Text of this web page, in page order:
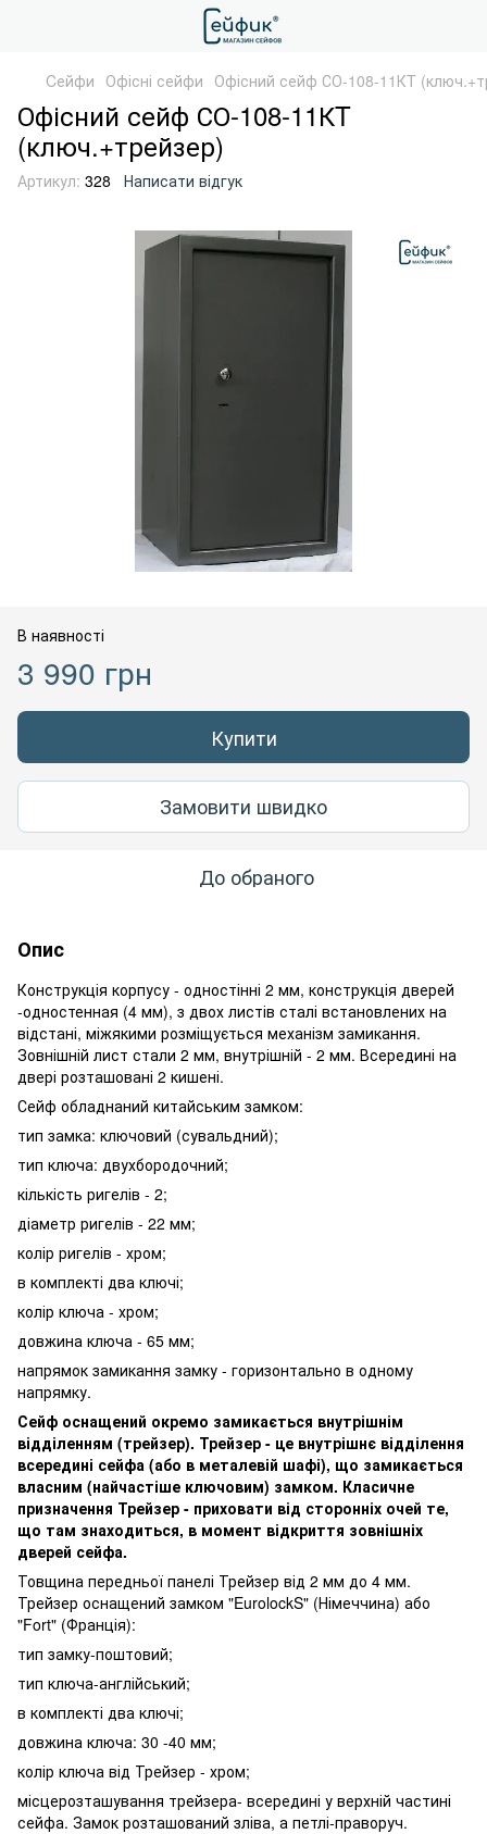
Cейфи Офісні сейфи Офісний сейф СО-108-11КT
Офісний сейф СО-108-11КT
(ключ.+трейзер)
Артикул: 328 Написати відгук
В наявності
3 990 грн
Купити
Замовити швидко
До обраного
Опис
Конструкція корпусу - одностінні 2 мм, конструкція дверей
-одностенная (4 мм), з двох листів сталі встановлених на
відстані, міжякими розміщується механізм замикання.
Зовнішній лист стали 2 мм, внутрішній - 2 мм. Всередині на
двері розташовані 2 кишені.
Сейф обладнаний китайським замком:
тип замка: ключовий (сувальдний);
тип ключа: двухбородочний;
кількість ригелів - 2;
діаметр ригелів - 22 мм;
колір ригелів - хром;
в комплекті два ключі;
колір ключа - хром;
довжина ключа - 65 мм;
напрямок замикання замку - горизонтально в одному
напрямку.
Сейф оснащений окремо замикається внутрішнім
відділенням (трейзер). Трейзер - це внутрішнє відділення
всередині сейфа (або в металевій шафі), що замикається
власним (найчастіше ключовим) замком. Класичне
призначення Трейзер - приховати від сторонніх очей те,
що там знаходиться, в момент відкриття зовнішніх
дверей сейфа.
Товщина передньої панелі Трейзер від 2 мм до 4 мм.
Трейзер оснащений замком "EurolockS" (Німеччина) або
"Fort" (Франція):
тип замку-поштовий;
тип ключа-англійський;
в комплекті два ключі;
довжина ключа: 30 -40 мм;
колір ключа від Трейзер - хром;
місцерозташування трейзера- всередині у верхній частині
сейфа. Замок розташований зліва, а петлі-праворуч.